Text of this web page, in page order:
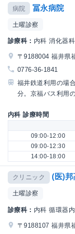
病院 冨永病院
土曜診察
診療科： 内科 消化器
〒9188004 福井県
0776-36-1841
福井鉄道利用の場
分。京福バス利用
内科 診療時間
09:00-12:00
09:00-12:30
14:00-18:00
クリニック (医)邦
土曜診察
診療科： 内科 循環器
〒9188107 福井県